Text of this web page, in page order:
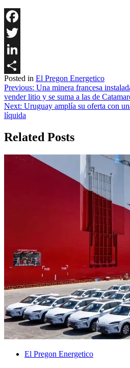
Facebook
Twitter
LinkedIn
Share
Posted in El Pregon Energetico
Navegación
de
entradas
Previous: Una minera francesa
vender litio y se suma a las de
Next: Uruguay amplía su oferta con
líquida
Related Posts
El Pregon Energetico